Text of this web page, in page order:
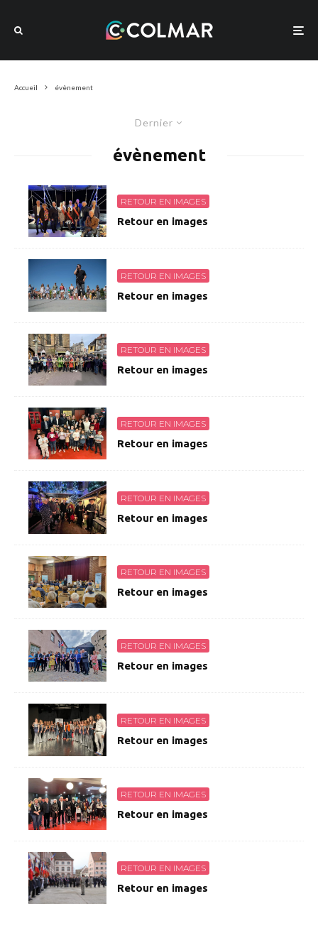
Accueil évènement
Dernier
évènement
RETOUR EN IMAGES
Retour en images
RETOUR EN IMAGES
Retour en images
RETOUR EN IMAGES
Retour en images
RETOUR EN IMAGES
Retour en images
RETOUR EN IMAGES
Retour en images
RETOUR EN IMAGES
Retour en images
RETOUR EN IMAGES
Retour en images
RETOUR EN IMAGES
Retour en images
RETOUR EN IMAGES
Retour en images
RETOUR EN IMAGES
Retour en images